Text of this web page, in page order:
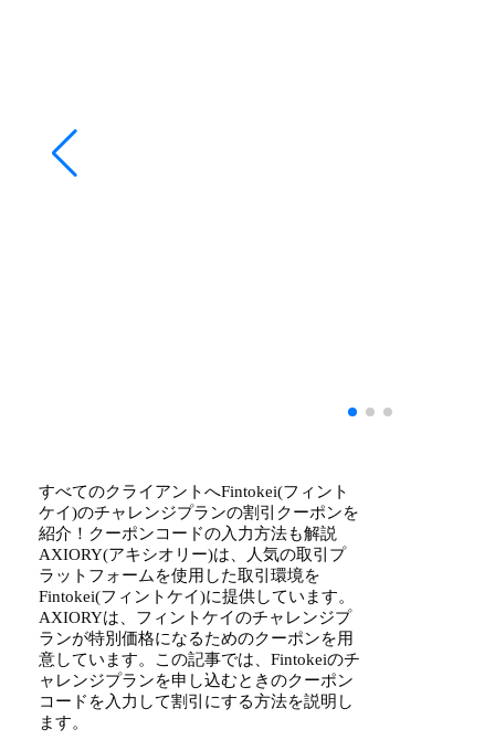
すべてのクライアントへFintokei(フィント
ケイ)のチャレンジプランの割引クーポンを
紹介！クーポンコードの入力方法も解説
AXIORY(アキシオリー)は、人気の取引プ
ラットフォームを使用した取引環境を
Fintokei(フィントケイ)に提供しています。
AXIORYは、フィントケイのチャレンジプ
ランが特別価格になるためのクーポンを用
意しています。この記事では、Fintokeiのチ
ャレンジプランを申し込むときのクーポン
コードを入力して割引にする方法を説明し
ます。